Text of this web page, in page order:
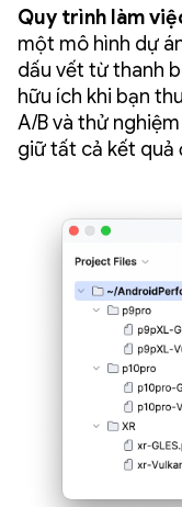
Quy trình làm
một mô hình dự
dấu vết từ thanh
hữu ích khi bạn
A/B và thử
giữ tất cả kết quả